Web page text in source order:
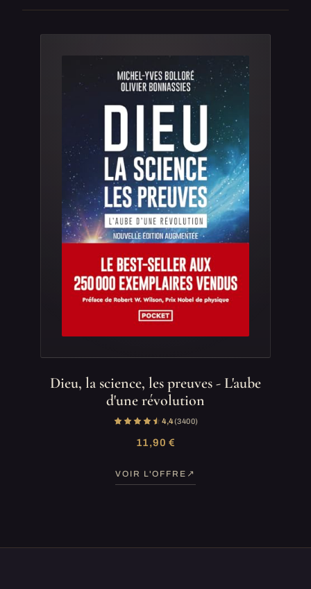
Dieu, la science, les preuves - L'aube
d'une révolution
4,4(3 400)
11,90 €
VOIR L'OFFRE